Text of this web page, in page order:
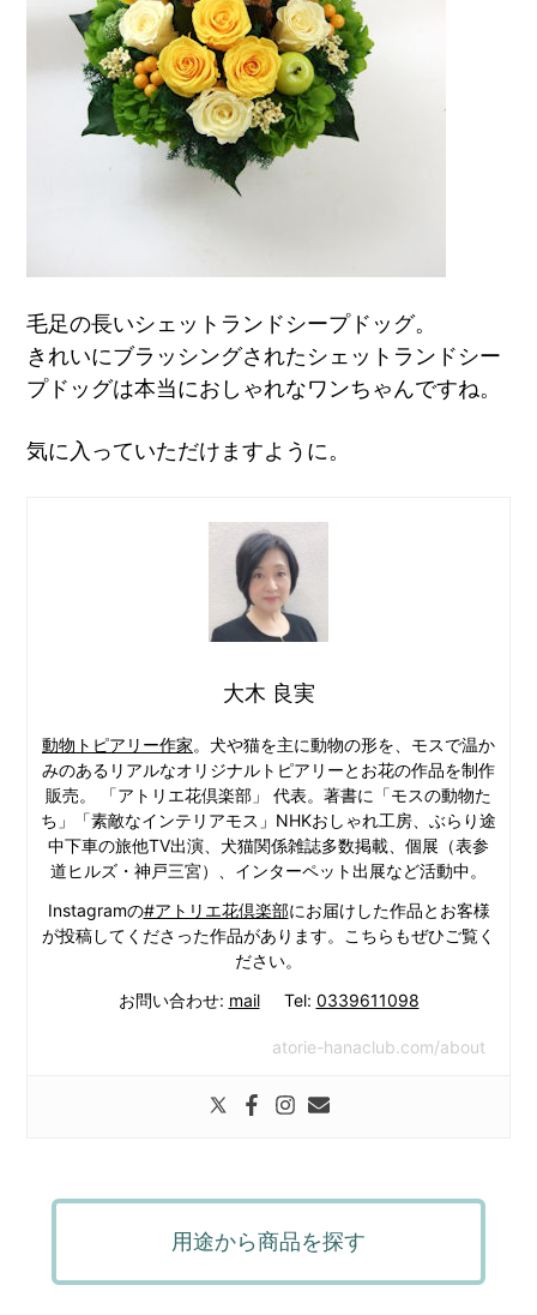
毛足の長いシェットランドシープドッグ。
きれいにブラッシングされたシェットランドシー
プドッグは本当におしゃれなワンちゃんですね。
気に入っていただけますように。
大木 良実
動物トピアリー作家。犬や猫を主に動物の形を、モスで温か
みのあるリアルなオリジナルトピアリーとお花の作品を制作
販売。 「アトリエ花倶楽部」 代表。著書に「モスの動物た
ち」「素敵なインテリアモス」NHKおしゃれ工房、ぶらり途
中下車の旅他TV出演、犬猫関係雑誌多数掲載、個展（表参
道ヒルズ・神戸三宮）、インターペット出展など活動中。
Instagramの#アトリエ花倶楽部にお届けした作品とお客様
が投稿してくださった作品があります。こちらもぜひご覧く
ださい。
お問い合わせ: mailTel: 0339611098
atorie-hanaclub.com/about
用途から商品を探す